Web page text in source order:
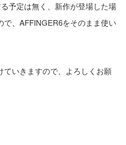
予定は無く、新作が登場した場
、AFFINGER6をそのまま使い
いきますので、よろしくお願